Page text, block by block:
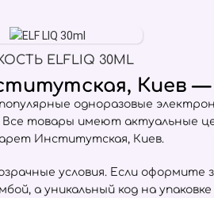
ELFLIQ 30ML
Киев
одноразовые
товары имеют актуальные
Институтская, Киев.
условия. Если оформите
а уникальный код на